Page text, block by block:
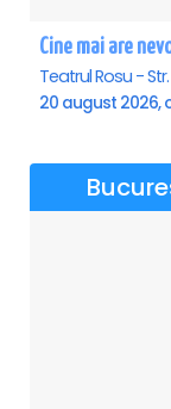
20 august 2026,